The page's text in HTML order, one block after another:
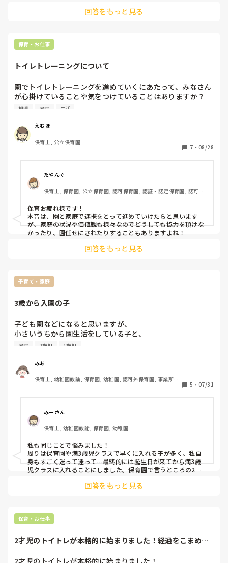
回答をもっと見る
保育・お仕事
トイレトレーニングについて
園でトイレトレーニングを進めていくにあたって、みなさん
が心掛けていることや気をつけていることはありますか？
輩保育士もいて、もちろん園だけで進めても意味はないし、
家庭とのペースや本人の意欲も大切だと思います。
しかし保育士としての働きかけも大切なのではないでしょう
か。皆さんのお話をお聞かせください*
排泄 家庭 生活
えむほ
保育士, 公立保育園
7 ・ 08/28
たやんぐ
保育士, 保育園, 公立保育園, 認可保育園, 認証・認定保育園, 認可外
保育お疲れ様です！
本音は、園と家庭で連携をとって進めていけたらと思います
が、家庭の状況や価値観も様々なのでどうしても協力を頂けな
かったり、園任せにされたりすることもありますよね！
合や準備物などはお願いしつつ、家庭に合わせて紙オムツ・布
回答をもっと見る
子育て・家庭
3歳から入園の子
子ども園などになると思いますが、
小さいうちから園生活をしている子と、
3歳から入園する子で、
今2歳の子を育てています。
小さいうちは自分で見たい！と思い、家で見てますが
比べる必要はないのですが、子どもも物足りないんじゃない
かなぁとか考えちゃいます。
いろんな経験をしてほしいと思うので、支援センターや公園
などに出て遊んだり、家で、廃材で遊びものを一緒に作った
りと、できる工夫はしているつもりですが、いざ集まりがあ
ってもじっと座ってられないし、食事もなかなか最後まで自
分で食べきれないし、2歳ってこんななのかな〜、大丈夫か
なーとも思います。
私自身、幼稚園勤務をしていたこともあり、
何が言いたいか分からなくなってきましたが…
早く預けるメリット、デメリット、どのように思われます
か？
家庭 2歳児 1歳児
みあ
保育士, 幼稚園教諭, 保育園, 幼稚園, 認可外保育園, 事業所内
5 ・ 07/31
みーさん
保育士, 幼稚園教諭, 保育園, 幼稚園
私も同じことで悩みました！
周りは保育園や満3歳児クラスで早くに入れる子が多く、私自
身もすごく迷って迷って…最終的には誕生日が来てから満3歳
児クラスに入れることにしました。保育園で言うところの2歳
初めは行きたくないとも言いましたし、入れてからも、これで
よかったのか…と悩みましたが、半年ほど経って、毎日楽しか
ったと言って帰ってくるようになりました。
仲の良い小学校の先生に、早くに入れた子、3歳から幼稚園に
回答をもっと見る
保育・お仕事
2才児のトイトレが本格的に始まりました！経過をこまめに
2才児のトイトレが本格的に始まりました！